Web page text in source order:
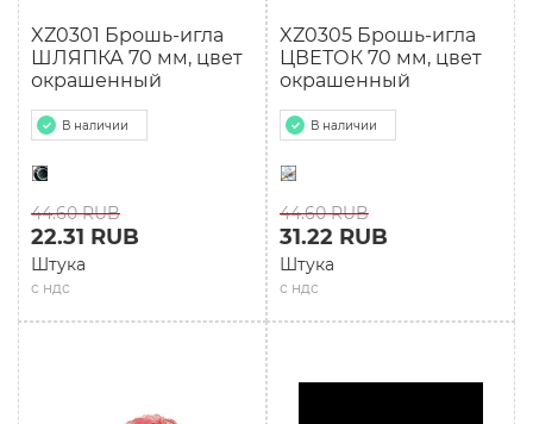
XZ0301 Брошь-игла
ШЛЯПКА 70 мм, цвет
окрашенный
В наличии
44.60 RUB
с ндс
22.31 RUB
Штука
XZ0305 Брошь-игла
ЦВЕТОК 70 мм, цвет
окрашенный
В наличии
44.60 RUB
с ндс
31.22 RUB
Штука